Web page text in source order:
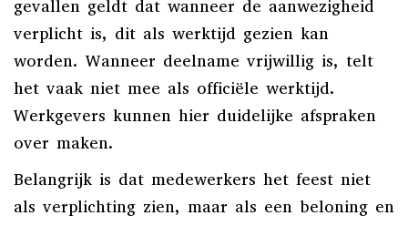
gevallen geldt dat wanneer de aanwezigheid
verplicht is, dit als werktijd gezien kan
worden. Wanneer deelname vrijwillig is, telt
het vaak niet mee als officiële werktijd.
Werkgevers kunnen hier duidelijke afspraken
over maken.
Belangrijk is dat medewerkers het feest niet
als verplichting zien, maar als een beloning en